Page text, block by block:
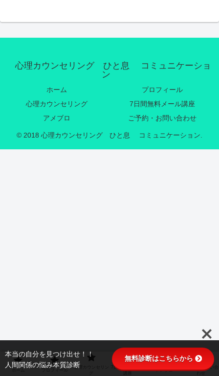
心理カウンセリング ひと息 コミュニケーショ
ン
ホーム
プロフィール
心理カウンセリング
7日間無料メール講座
アメブロ
ご予約・お問い合わせ
© 2018 心理カウンセリング ひと息 コミュニケーション.
プロフィール
心理カウンセリン
7日間無料メール
アメブロ
ご予約・お問い合
本当の自分を見つけ出せ！！
人間関係の悩み本質診断
無料診断はこちらから